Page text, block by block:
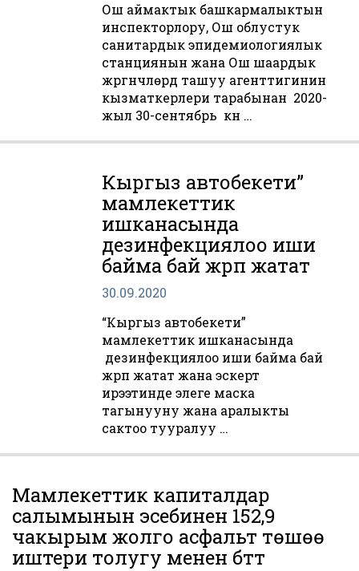
Ош аймактык башкармалыктын
инспекторлору, Ош облустук
санитардык эпидемиологиялык
станциянын жана Ош шаардык
жүргүнчүлөрдү ташуу агенттигинин
кызматкерлери тарабынан 2020-
жыл 30-сентябрь күнү …
Кыргыз автобекети”
мамлекеттик
ишканасында
дезинфекциялоо иши
байма бай жүрүп жатат
30.09.2020
“Кыргыз автобекети”
мамлекеттик ишканасында
дезинфекциялоо иши байма бай
жүрүп жатат жана эскертүү
ирээтинде элеге маска
тагынууну жана аралыкты
сактоо тууралуу …
Мамлекеттик капиталдар
салымынын эсебинен 152,9
чакырым жолго асфальт тѳшѳѳ
иштери толугу менен бүттү